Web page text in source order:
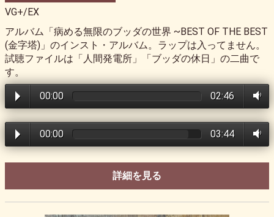
VG+/EX
アルバム「病める無限のブッダの世界 ~BEST OF THE BEST
(金字塔)」のインスト・アルバム。ラップは入ってません。
試聴ファイルは「人間発電所」「ブッダの休日」の二曲で
す。
00:00 02:46
00:00 03:44
詳細を見る